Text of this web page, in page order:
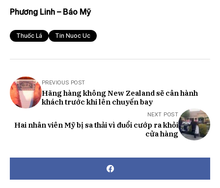
Phương Linh – Báo Mỹ
Thuốc Lá Tin Nuoc Uc
PREVIOUS POST
Hãng hàng không New Zealand sẽ cân hành
khách trước khi lên chuyến bay
NEXT POST
Hai nhân viên Mỹ bị sa thải vì đuổi cướp ra khỏi
cửa hàng